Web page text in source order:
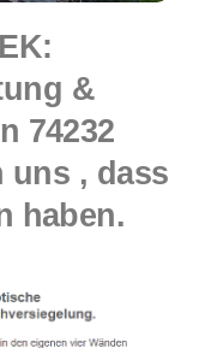
&
74232
uns , dass
haben.